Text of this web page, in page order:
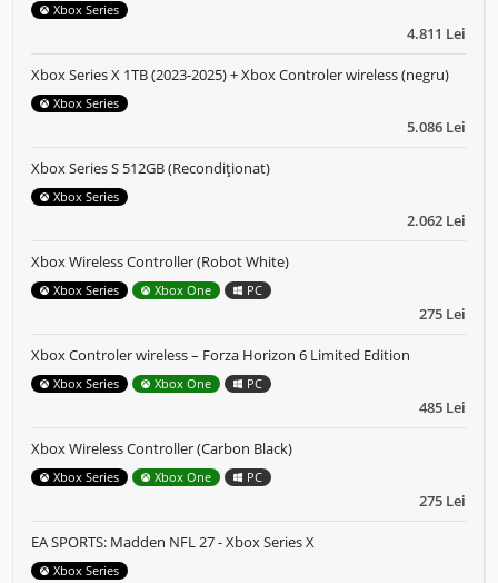
4.811 Lei
Xbox Series
5.086 Lei
Xbox Series X 1TB (2023-2025) + Xbox Controler wireless (negru)
Xbox Series
2.062 Lei
Xbox Series S 512GB (Recondiționat)
Xbox Series
275 Lei
Xbox Wireless Controller (Robot White)
Xbox Series Xbox One PC
485 Lei
Xbox Controler wireless – Forza Horizon 6 Limited Edition
Xbox Series Xbox One PC
275 Lei
Xbox Wireless Controller (Carbon Black)
Xbox Series Xbox One PC
EA SPORTS: Madden NFL 27 - Xbox Series X
Xbox Series